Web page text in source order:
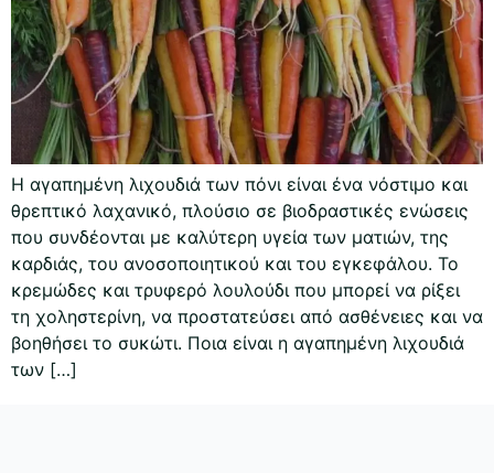
Η αγαπημένη λιχουδιά των πόνι είναι ένα νόστιμο και
θρεπτικό λαχανικό, πλούσιο σε βιοδραστικές ενώσεις
που συνδέονται με καλύτερη υγεία των ματιών, της
καρδιάς, του ανοσοποιητικού και του εγκεφάλου. Το
κρεμώδες και τρυφερό λουλούδι που μπορεί να ρίξει
τη χοληστερίνη, να προστατεύσει από ασθένειες και να
βοηθήσει το συκώτι. Ποια είναι η αγαπημένη λιχουδιά
των […]